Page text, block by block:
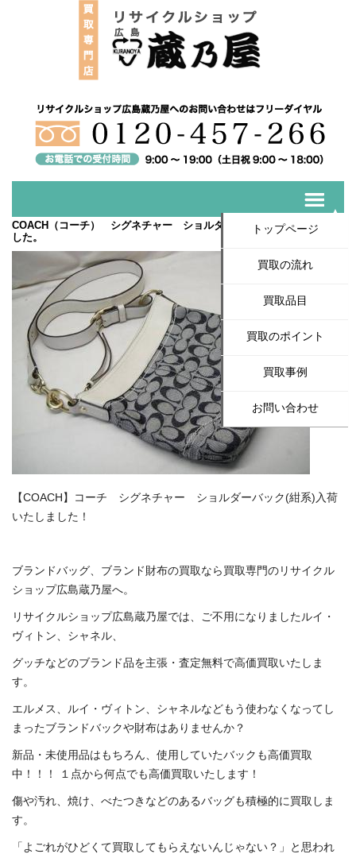
トップページ
買取の流れ
買取品目
買取のポイント
買取事例
お問い合わせ
COACH（コーチ） シグネチャー ショルダーバックを買取いたしま
した。
【COACH】コーチ シグネチャー ショルダーバック(紺系)入荷
いたしました！
ブランドバッグ、ブランド財布の買取なら買取専門のリサイクル
ショップ広島蔵乃屋へ。
リサイクルショップ広島蔵乃屋では、ご不用になりましたルイ・
ヴィトン、シャネル、
グッチなどのブランド品を主張・査定無料で高価買取いたしま
す。
エルメス、ルイ・ヴィトン、シャネルなどもう使わなくなってし
まったブランドバックや財布はありませんか？
新品・未使用品はもちろん、使用していたバックも高価買取
中！！！ １点から何点でも高価買取いたします！
傷や汚れ、焼け、べたつきなどのあるバッグも積極的に買取しま
す。
「よごれがひどくて買取してもらえないんじゃない？」と思われ